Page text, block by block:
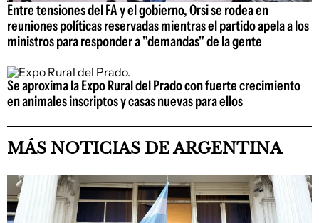
Entre tensiones del FA y el gobierno, Orsi se rodea en
reuniones políticas reservadas mientras el partido apela a los
ministros para responder a "demandas" de la gente
Se aproxima la Expo Rural del Prado con fuerte crecimiento
en animales inscriptos y casas nuevas para ellos
MÁS NOTICIAS DE ARGENTINA